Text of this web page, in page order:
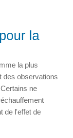
la
la plus
des observations
ne
de l'effet de